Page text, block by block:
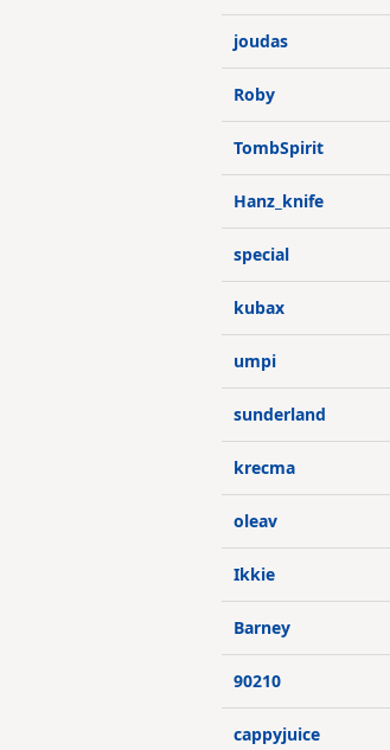
joudas
Roby
TombSpirit
Hanz_knife
special
kubax
umpi
sunderland
krecma
oleav
Ikkie
Barney
90210
cappyjuice